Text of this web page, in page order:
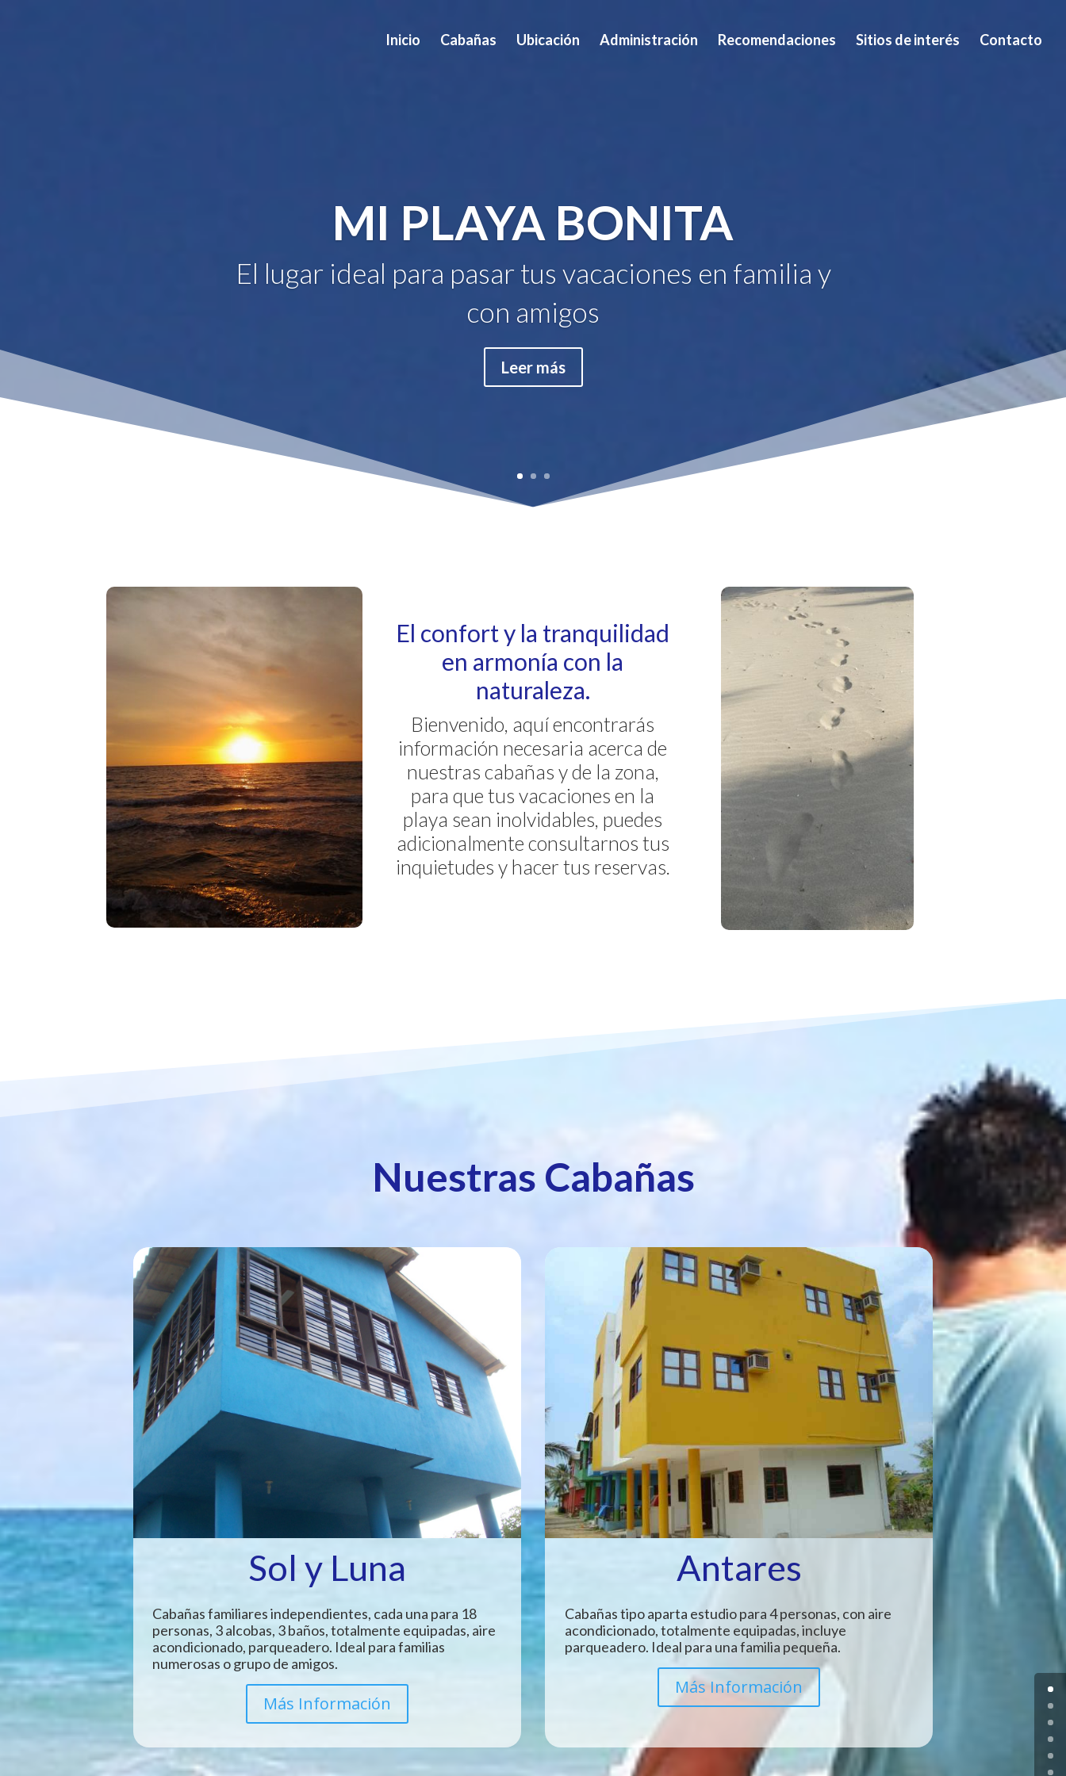
Inicio Cabañas Ubicación Administración Recomendaciones Sitios de interés Contacto
MI PLAYA BONITA
El lugar ideal para pasar tus vacaciones en familia y
con amigos
Leer más
El confort y la tranquilidad
en armonía con la
naturaleza.
Bienvenido, aquí encontrarás
información necesaria acerca de
nuestras cabañas y de la zona,
para que tus vacaciones en la
playa sean inolvidables, puedes
adicionalmente consultarnos tus
inquietudes y hacer tus reservas.
Nuestras Cabañas
Sol y Luna
Cabañas familiares independientes, cada una para 18
personas, 3 alcobas, 3 baños, totalmente equipadas, aire
acondicionado, parqueadero. Ideal para familias
numerosas o grupo de amigos.
Más Información
Antares
Cabañas tipo aparta estudio para 4 personas, con aire
acondicionado, totalmente equipadas, incluye
parqueadero. Ideal para una familia pequeña.
Más Información